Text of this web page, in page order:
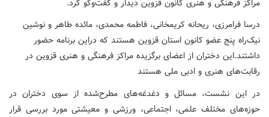
مراکز فرهنگی و هنری کانون قزوین دیدار و گفت‌وگو کرد.
درسا فرامرزی، ریحانه کریمخانی، فاطمه محمدی، مائده طاهر و نوشین
نیک‌راه پنج عضو کانون استان قزوین هستند که دراین برنامه حضور
داشتند.این دختران از اعضای برگزیده مراکز فرهنگی و هنری قزوین در
رقابت‌های هنری و ادبی ملی هستند
در این نشست، مسائل و دغدغه‌های مطرح‌شده از سوی دختران در
حوزه‌های مختلف علمی، اجتماعی، ورزشی و معیشتی مورد بررسی قرار